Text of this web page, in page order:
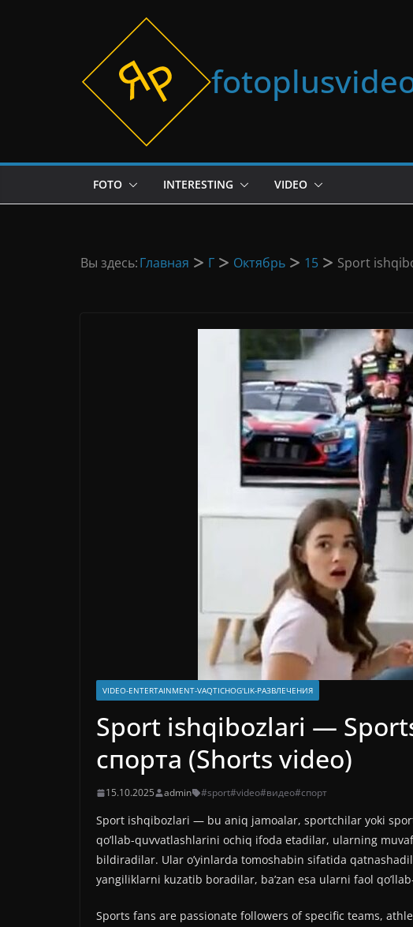
FOTO INTERESTING VIDEO
Вы здесь:Главная Г Октябрь 15 Sport
VIDEO-ENTERTAINMENT-VAQTICHOG'LIK-РАЗВЛЕЧЕНИЯ
Sport ishqibozlari —
спорта (Shorts video)
15.10.2025 admin #sport#video#видео#спорт
Sport ishqibozlari — bu aniq jamoalar, sportchilar yoki
qo’llab-quvvatlashlarini ochiq ifoda etadilar, ularning
bildiradilar. Ular o’yinlarda tomoshabin sifatida
yangiliklarni kuzatib boradilar, ba’zan esa ularni faol
Sports fans are passionate followers of specific teams,